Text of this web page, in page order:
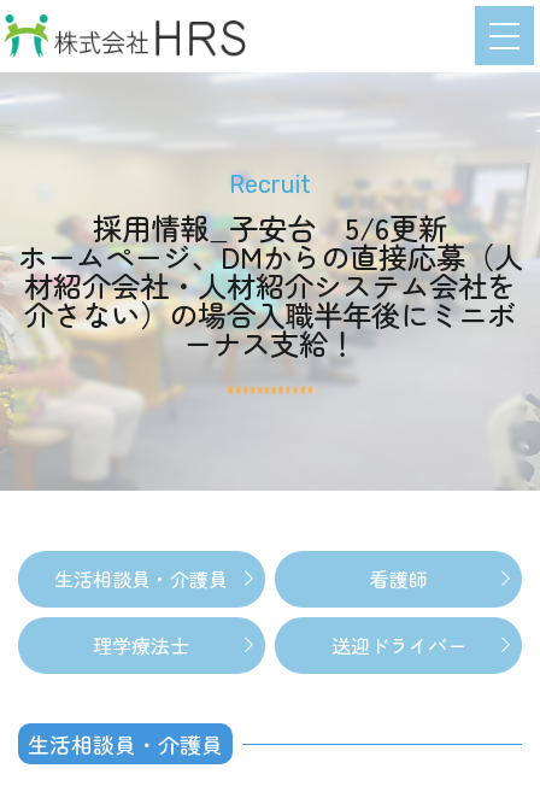
採用情報_子安台 5/6更新
ホームページ、DMからの直接応募（人
材紹介会社・人材紹介システム会社を
介さない）の場合入職半年後にミニボ
ーナス支給！
Recruit
生活相談員・介護員 看護師
理学療法士 送迎ドライバー
生活相談員・介護員